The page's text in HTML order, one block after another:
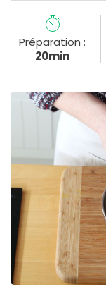
Préparation :
20min